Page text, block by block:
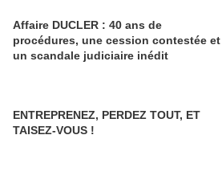
Affaire DUCLER : 40 ans de
procédures, une cession contestée et
un scandale judiciaire inédit
ENTREPRENEZ, PERDEZ TOUT, ET
TAISEZ-VOUS !